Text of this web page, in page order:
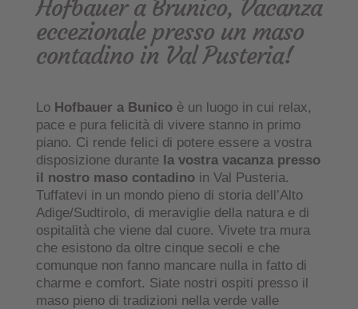
Hofbauer a Brunico, Vacanza
eccezionale presso unmaso
contadino in Val Pusteria!
Lo Hofbauer a Bunico è un luogo in cui relax,
pace e pura felicità di vivere stanno in primo
piano. Ci rende felici di potere essere a vostra
disposizione durante la vostra vacanza presso
il nostro maso contadinoin Val Pusteria.
Tuffatevi in un mondo pieno di storia dell’Alto
Adige/Sudtirolo, di meraviglie della natura e di
ospitalità che viene dal cuore. Vivete tra mura
che esistono da oltre cinque secoli e che
comunque non fanno mancare nulla in fatto di
charme e comfort. Siate nostri ospiti presso il
maso pieno di tradizioni nella verde valle